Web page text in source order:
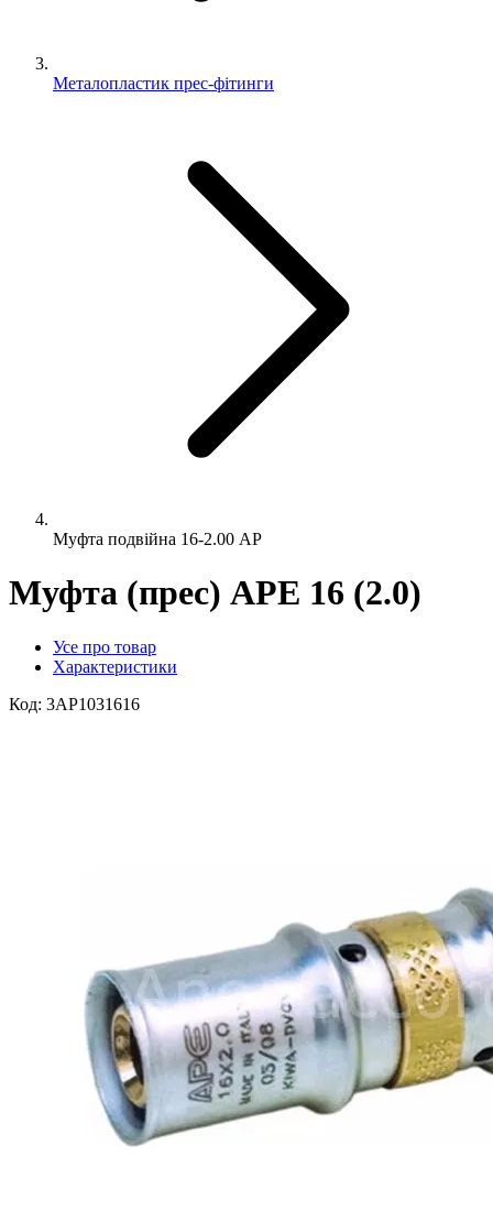
Металопластик прес-фітинги
Муфта подвійна 16-2.00 AP
Муфта (прес) APE 16 (2.0)
Усе про товар
Характеристики
Код: 3AP1031616